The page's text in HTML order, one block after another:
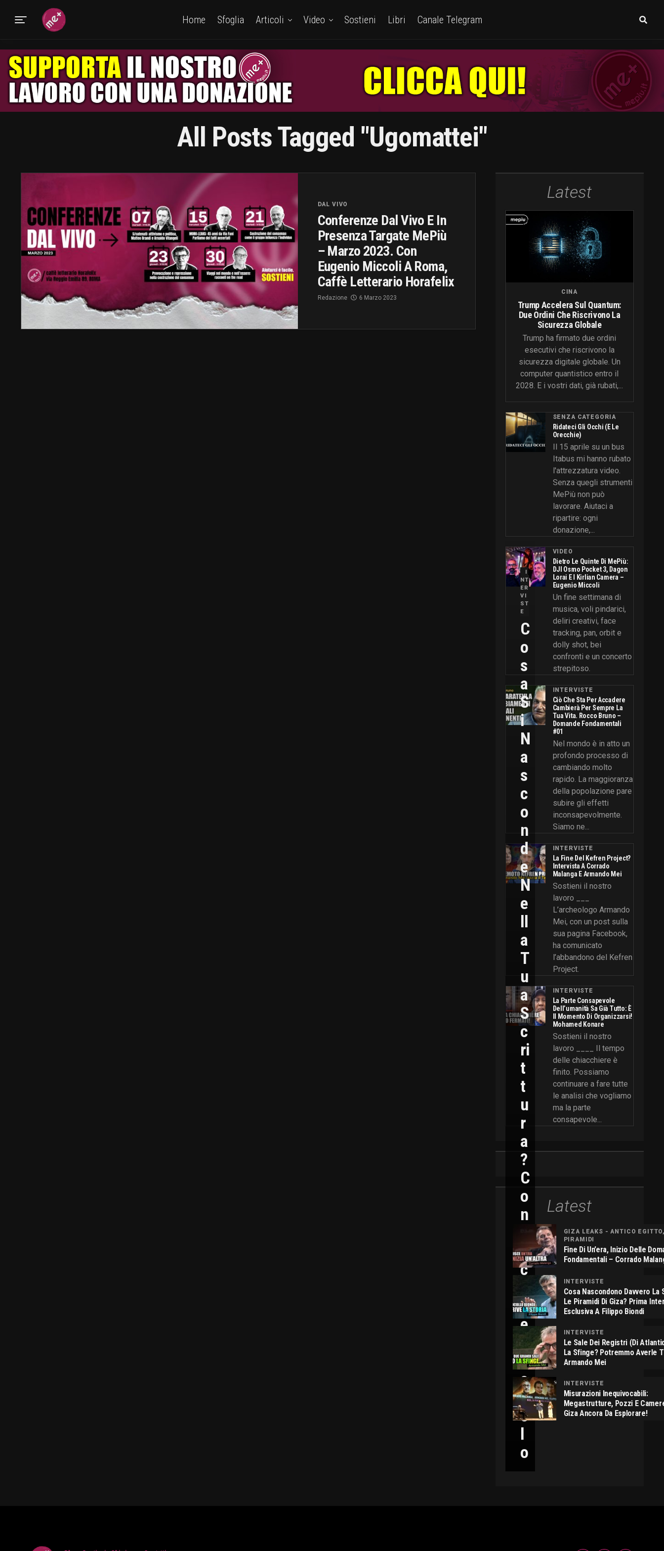
Home Sfoglia Articoli Video Sostieni Libri Canale Telegram
All Posts Tagged "ugomattei"
DAL VIVO
Conferenze Dal Vivo E In
Presenza Targate MePiù
– Marzo 2023. Con
Eugenio Miccoli A Roma,
Caffè Letterario Horafelix
Redazione 6 Marzo 2023
Latest
CINA
Trump Accelera Sul Quantum:
Due Ordini Che Riscrivono La
Sicurezza Globale
Trump ha firmato due ordini
esecutivi che riscrivono la
sicurezza digitale globale. Un
computer quantistico entro il
2028. E i vostri dati, già rubati,...
SENZA CATEGORIA
Ridateci Gli Occhi (e Le
Orecchie)
Il 15 aprile su un bus
Itabus mi hanno rubato
l'attrezzatura video.
Senza quegli strumenti
MePiù non può
lavorare. Aiutaci a
ripartire: ogni
donazione,...
VIDEO
Dietro Le Quinte Di MePiù:
DJI Osmo Pocket 3, Dagon
Lorai E I Kirlian Camera –
Eugenio Miccoli
Un fine settimana di
musica, voli pindarici,
deliri creativi, face
tracking, pan, orbit e
dolly shot, bei
confronti e un concerto
strepitoso.
INTERVISTE
Ciò Che Sta Per Accadere
Cambierà Per Sempre La
Tua Vita. Rocco Bruno –
Domande Fondamentali
#01
Nel mondo è in atto un
profondo processo di
cambiando molto
rapido. La maggioranza
della popolazione pare
subire gli effetti
inconsapevolmente.
Siamo ne...
INTERVISTE
La Fine Del Kefren Project?
Intervista A Corrado
Malanga E Armando Mei
Sostieni il nostro
lavoro ___
L’archeologo Armando
Mei, con un post sulla
sua pagina Facebook,
ha comunicato
l’abbandono del Kefren
Project.
INTERVISTE
La Parte Consapevole
Dell’umanità Sa Già Tutto: È
Il Momento Di Organizzarsi!
Mohamed Konare
Sostieni il nostro
lavoro ____ Il tempo
delle chiacchiere è
finito. Possiamo
continuare a fare tutte
le analisi che vogliamo
ma la parte
consapevole...
Latest
I
NT
ER
VI
ST
E
C
O
S
A
S
I
N
A
S
C
O
N
D
E
N
E
Ll
A
T
U
A
S
C
Ri
T
T
U
R
A
?
C
O
N
I
C
L
E
C
I
C
C
O
L
O
GIZA LEAKS - ANTICO
PIRAMIDI
Fine Di Un’era, Inizio Delle
Fondamentali – Corrado
INTERVISTE
Cosa Nascondono Davvero La
Le Piramidi Di Giza? Prima
Esclusiva A Filippo Biondi
INTERVISTE
Le Sale Dei Registri (di
La Sfinge? Potremmo Averle
Armando Mei
INTERVISTE
Misurazioni Inequivocabili:
Megastrutture, Pozzi E
Giza Ancora Da Esplorare!